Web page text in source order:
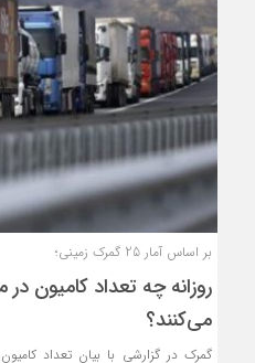
بر اساس آمار 25 گمرک زمینی؛
روزانه چه تعداد کامیون در
می‌کنند؟